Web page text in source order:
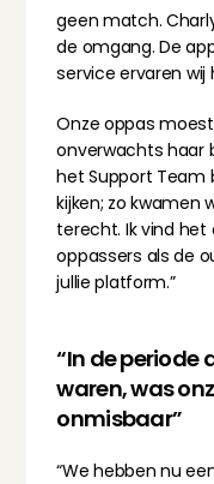
geen match.
de omgang. De
service ervaren wij
Onze oppas
onverwachts haar
het Support
kijken; zo kwamen
terecht. Ik vind het
oppassers als de
jullie platform.”
“In de periode
waren, was
onmisbaar”
“We hebben nu